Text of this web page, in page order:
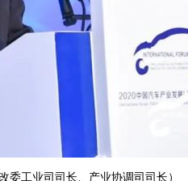
委工业司司长、产业协调司司长）